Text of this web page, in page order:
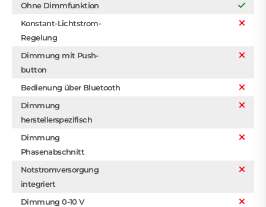
Ohne Dimmfunktion
Konstant-Lichtstrom-
Regelung
Dimmung mit Push-
button
Bedienung über Bluetooth
Dimmung
herstellerspezifisch
Dimmung
Phasenabschnitt
Notstromversorgung
integriert
Dimmung 0-10 V